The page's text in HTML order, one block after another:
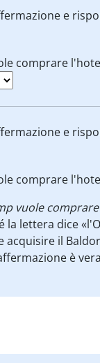
e
comprare
e
comprare
vuole
la lettera dice
acquisire il
è